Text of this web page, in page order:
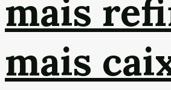
mais
mais